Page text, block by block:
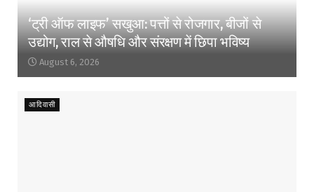
‘ट्री ऑफ लाइफ’ सखुआ: पत्तों से रोजगार, बीजों से
उद्योग, राल से औषधि और संरक्षण में छिपा भविष्य
August 6, 2026
आदिवासी